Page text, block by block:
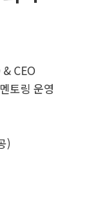
CEO
토링 운영
)